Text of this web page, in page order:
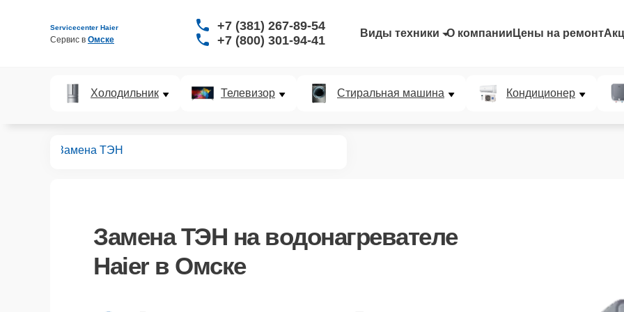
Servicecenter Haier
Сервис в Омске
+7 (381) 267-89-54
+7 (800) 301-94-41
Виды техники О компании Цены на ремонт
Холодильник Телевизор Стиральная машина Кондиционер
Замена ТЭН
Замена ТЭН на водонагревателе
Haier в Омске